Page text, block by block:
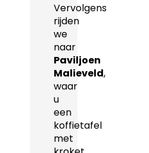
Vervolgens
rijden
we
naar
Paviljoen
Malieveld,
waar
u
een
koffietafel
met